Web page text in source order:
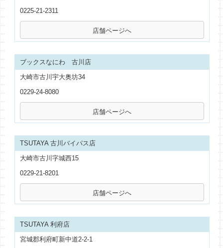
0225-21-2311
ブックスなにわ 古川店
大崎市古川宇大奥坊34
0229-24-8080
TSUTAYA 古川バイパス店
大崎市古川字城西15
0229-21-8201
TSUTAYA 利府店
宮城郡利府町新中道2‐2‐1